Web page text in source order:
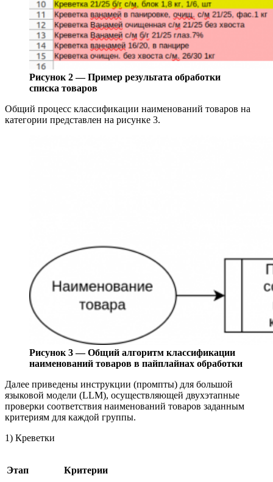
Рисунок 2 — Пример результата обработки
списка товаров
Общий процесс классификации наименований товаров на
категории представлен на рисунке 3.
Рисунок 3 — Общий алгоритм классификации
наименований товаров в пайплайнах обработки
Далее приведены инструкции (промпты) для большой
языковой модели (LLM), осуществляющей двухэтапные
проверки соответствия наименований товаров заданным
критериям для каждой группы.
1) Креветки
Этап Критерии